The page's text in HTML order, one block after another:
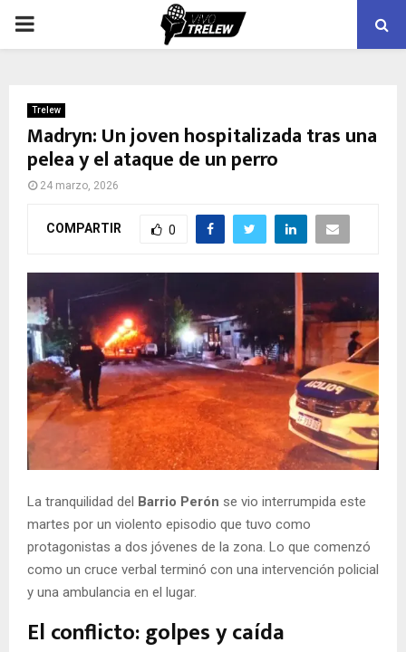
PRIMARY
Trelew
Madryn: Un joven hospitalizada tras una
pelea y el ataque de un perro
24 marzo, 2026
COMPARTIR 0
La tranquilidad del Barrio Perón se vio interrumpida este
martes por un violento episodio que tuvo como
protagonistas a dos jóvenes de la zona. Lo que comenzó
como un cruce verbal terminó con una intervención policial
y una ambulancia en el lugar.
El conflicto: golpes y caída